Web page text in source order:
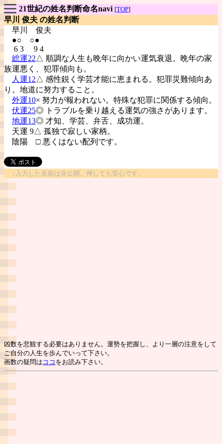
21世紀の姓名判断命名navi [TOP]
早川 俊夫 の姓名判断
早川 俊夫
●○ ○●
6 3 9 4
総運22△ 順調な人生も晩年に向かい運気衰退。晩年の家
族運悪く、犯罪傾向も。
人運12△ 感性鋭く学芸才能に恵まれる。犯罪災難傾向あ
り。地道に努力すること。
外運10× 努力が報われない。特殊な犯罪に関係する傾向。
伏運25◎ トラブルを乗り越える運気の強さがあります。
地運13◎ 才知、学芸、弁舌、成功運。
天運 9△ 孤独で寂しい家柄。
陰陽 □ 悪くはない配列です。
↑入力した名前は非公開。押しても安心です。
凶数を悲観する必要はありません。運勢を把握し、より一層の注意をして
ご自分の人生を歩んでいって下さい。
画数の疑問は ココ をお読み下さい。